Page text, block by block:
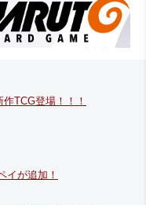
TCG登場！！！
イが追加！